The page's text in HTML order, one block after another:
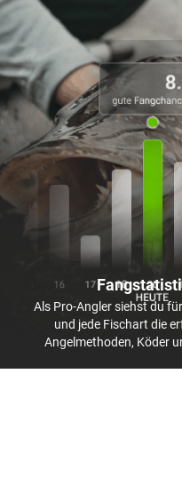
Als Pro-Angler siehst du
und jede Fischart die
Angelmethoden, Köder